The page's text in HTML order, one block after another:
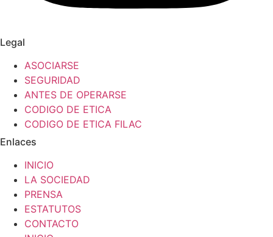
Legal
ASOCIARSE
SEGURIDAD
ANTES DE OPERARSE
CODIGO DE ETICA
CODIGO DE ETICA FILAC
Enlaces
INICIO
LA SOCIEDAD
PRENSA
ESTATUTOS
CONTACTO